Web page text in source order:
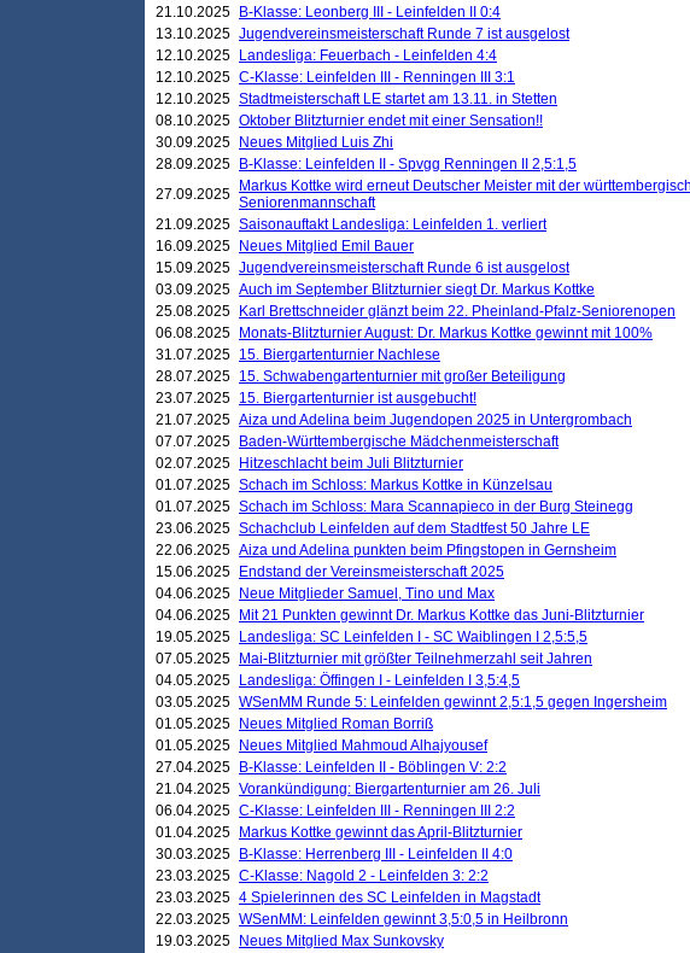
21.10.2025
B-Klasse: Leonberg III - Leinfelden II 0:4
13.10.2025 Jugendvereinsmeisterschaft Runde 7 ist ausgelost
12.10.2025
Landesliga: Feuerbach - Leinfelden 4:4
12.10.2025 C-Klasse: Leinfelden III - Renningen III 3:1
12.10.2025 Stadtmeisterschaft LE startet am 13.11. in Stetten
08.10.2025 Oktober Blitzturnier endet mit einer Sensation!!
30.09.2025
Neues Mitglied Luis Zhi
28.09.2025
B-Klasse: Leinfelden II - Spvgg Renningen II 2,5:1,5
27.09.2025
Markus Kottke wird erneut Deutscher Meister mit der
Seniorenmannschaft
21.09.2025 Saisonauftakt Landesliga: Leinfelden 1. verliert
16.09.2025
Neues Mitglied Emil Bauer
15.09.2025 Jugendvereinsmeisterschaft Runde 6 ist ausgelost
03.09.2025 Auch im September Blitzturnier siegt Dr. Markus Kottke
25.08.2025
Karl Brettschneider glänzt beim 22. Pheinland-Pfalz-Seniorenopen
06.08.2025
Monats-Blitzturnier August: Dr. Markus Kottke gewinnt mit 100%
31.07.2025 15. Biergartenturnier Nachlese
28.07.2025 15. Schwabengartenturnier mit großer Beteiligung
23.07.2025 15. Biergartenturnier ist ausgebucht!
21.07.2025 Aiza und Adelina beim Jugendopen 2025 in Untergrombach
07.07.2025
Baden-Württembergische Mädchenmeisterschaft
02.07.2025
Hitzeschlacht beim Juli Blitzturnier
01.07.2025 Schach im Schloss: Markus Kottke in Künzelsau
01.07.2025 Schach im Schloss: Mara Scannapieco in der Burg Steinegg
23.06.2025 Schachclub Leinfelden auf dem Stadtfest 50 Jahre LE
22.06.2025 Aiza und Adelina punkten beim Pfingstopen in Gernsheim
15.06.2025
Endstand der Vereinsmeisterschaft 2025
04.06.2025
Neue Mitglieder Samuel, Tino und Max
04.06.2025
Mit 21 Punkten gewinnt Dr. Markus Kottke das Juni-Blitzturnier
19.05.2025
Landesliga: SC Leinfelden I - SC Waiblingen I 2,5:5,5
07.05.2025
Mai-Blitzturnier mit größter Teilnehmerzahl seit Jahren
04.05.2025
Landesliga: Öffingen I - Leinfelden I 3,5:4,5
03.05.2025 WSenMM Runde 5: Leinfelden gewinnt 2,5:1,5 gegen Ingersheim
01.05.2025
Neues Mitglied Roman Borriß
01.05.2025
Neues Mitglied Mahmoud Alhajyousef
27.04.2025
B-Klasse: Leinfelden II - Böblingen V: 2:2
21.04.2025 Vorankündigung: Biergartenturnier am 26. Juli
06.04.2025 C-Klasse: Leinfelden III - Renningen III 2:2
01.04.2025
Markus Kottke gewinnt das April-Blitzturnier
30.03.2025
B-Klasse: Herrenberg III - Leinfelden II 4:0
23.03.2025 C-Klasse: Nagold 2 - Leinfelden 3: 2:2
23.03.2025 4 Spielerinnen des SC Leinfelden in Magstadt
22.03.2025 WSenMM: Leinfelden gewinnt 3,5:0,5 in Heilbronn
19.03.2025
Neues Mitglied Max Sunkovsky